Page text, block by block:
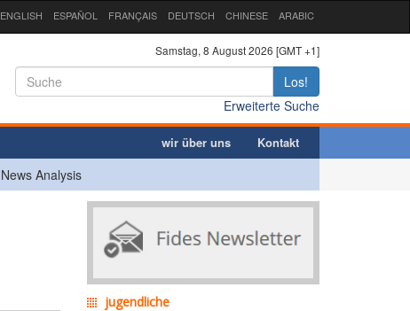
ENGLISH ESPAÑOL FRANÇAIS DEUTSCH CHINESE ARABIC
Samstag, 8 August 2026 [GMT +1]
Los!
Erweiterte Suche
wir über uns Kontakt
News Analysis
jugendliche